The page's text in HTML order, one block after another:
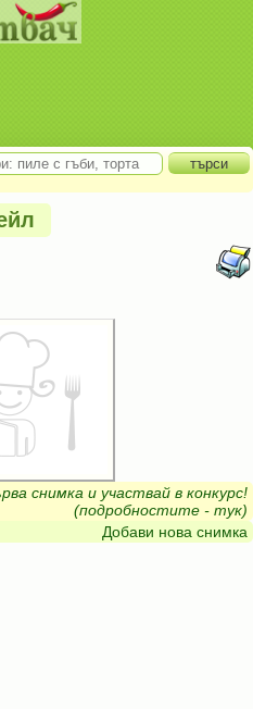
снимка и участвай в конкурс!
(подробностите - тук)
Добави нова снимка